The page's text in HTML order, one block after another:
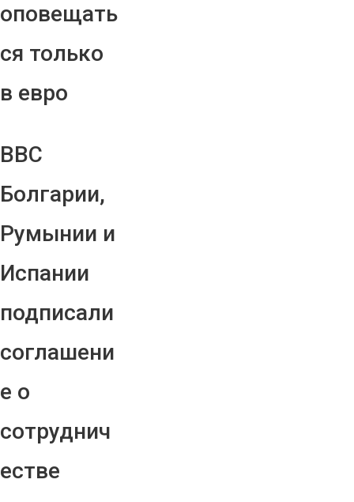
оповещать
ся только
в евро
ВВС
Болгарии,
Румынии и
Испании
подписали
соглашени
е о
сотруднич
естве